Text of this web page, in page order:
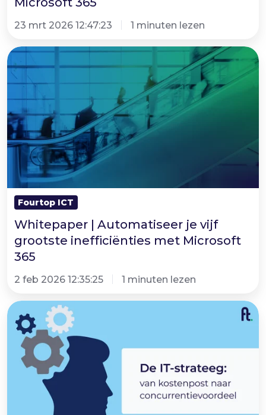
23 mrt 2026 12:47:23 1 minuten lezen
Whitepaper
|
Automatiseer
vijf
grootste
inefficiënties
met
Microsoft
365
Fourtop ICT
Whitepaper | Automatiseer je vijf
grootste inefficiënties met Microsoft
365
2 feb 2026 12:35:25 1 minuten lezen
Van
kostenpost
naar
concurrentievoordeel:
transformeer